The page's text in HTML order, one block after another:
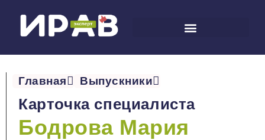
Главная Выпускники
Карточка специалиста
Бодрова Мария